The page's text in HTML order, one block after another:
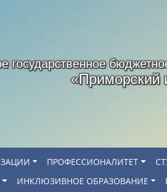
государственное
«Приморский
ПРОФЕССИОНАЛИТЕТ
ИНКЛЮЗИВНОЕ ОБРАЗОВАНИЕ